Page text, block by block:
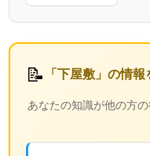
📝 「下屋敷」の情
あなたの知識が他の方